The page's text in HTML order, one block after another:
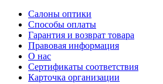
Салоны оптики
Способы оплаты
Гарантия и возврат товара
Правовая информация
О нас
Сертификаты соответствия
Карточка организации